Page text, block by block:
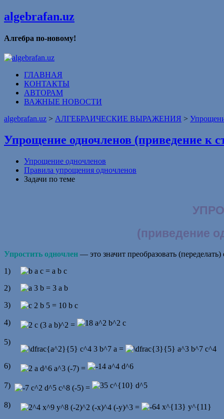
algebrafan.uz
Алгебра по-новому!
ГЛАВНАЯ
КОНТАКТЫ
АВТОРАМ
ВАЖНЫЕ НОВОСТИ
algebrafan.uz > АЛГЕБРАИЧЕСКИЕ ВЫРАЖЕНИЯ >
Упрощение одночленов (приведение к
Упрощение одночленов
Правила упрощения одночленов
Задачи по теме
(приведение
Упростить одночлен — это значит преобразовать
1)
2)
3)
4)
5)
6)
7)
8)